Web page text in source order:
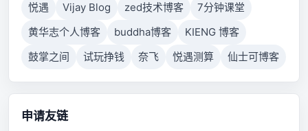
悦遇
Vijay Blog zed技术博客
7分钟课堂
黄华志个人博客
buddha博客
KIENG 博客
鼓掌之间
试玩挣钱 奈飞 悦遇测算 仙士可博客
申请友链